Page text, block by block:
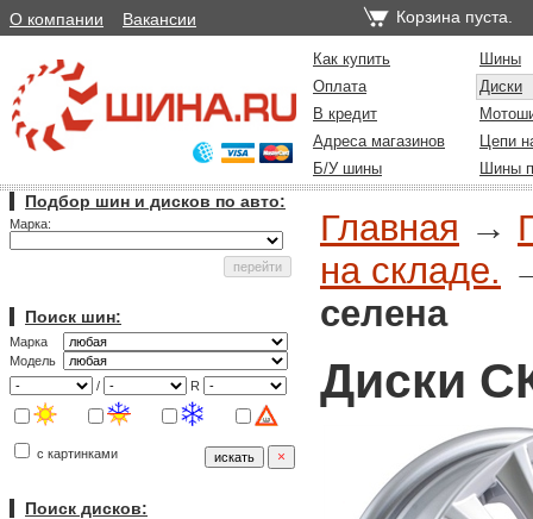
О компании Вакансии Корзина пуста.
Как купить
Шины
Оплата
Диски
В кредит
Адреса магазинов
Цепи
Б/У шины
Шины
Подбор шин и дисков по авто:
Марка:
Поиск шин:
Марка
Модель
/
R
с картинками
Поиск дисков:
Главная →
на складе.
селена
Диски